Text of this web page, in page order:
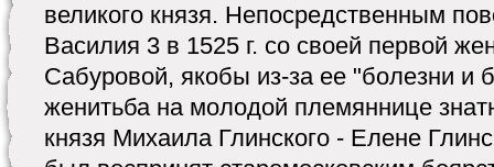
великого князя. Непосредственным
Василия 3 в 1525 г. со своей первой
Сабуровой, якобы из-за ее "болезни и
женитьба на молодой племяннице
князя Михаила Глинского - Елене